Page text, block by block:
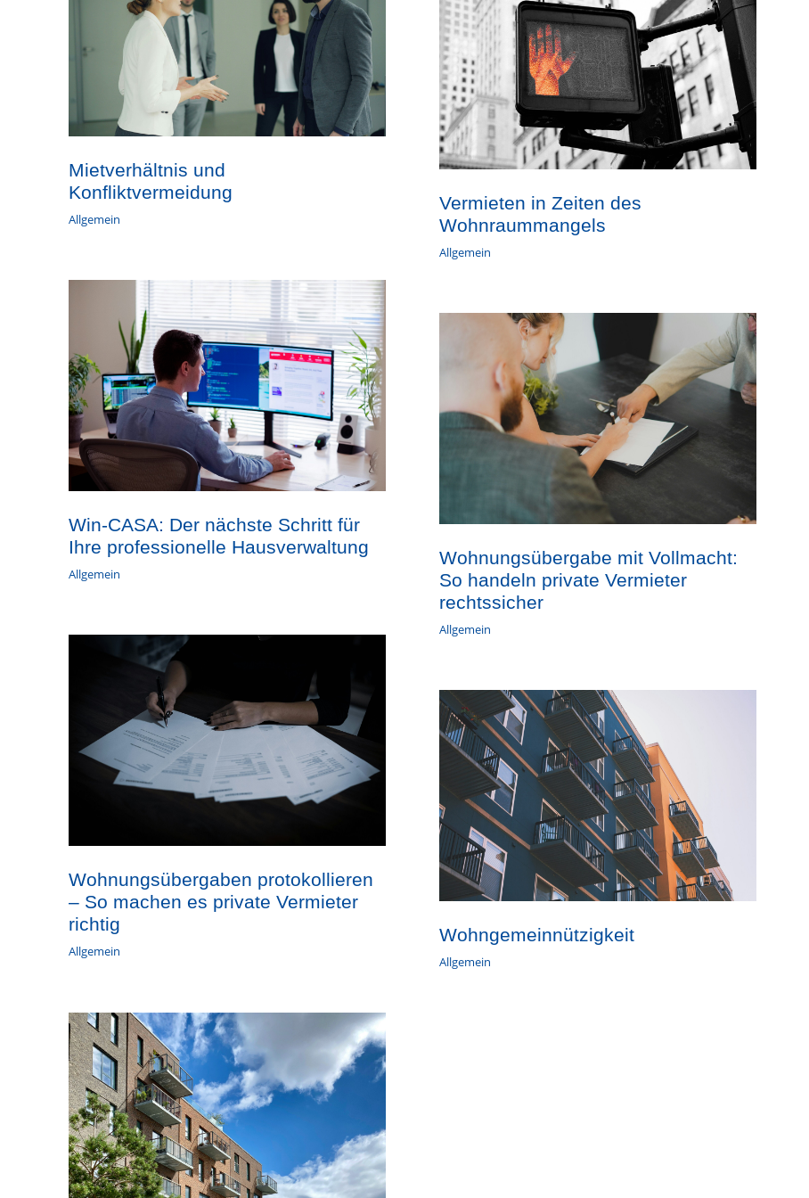
Mietverhältnis und
Konfliktvermeidung
Allgemein
Vermieten in Zeiten des
Wohnraummangels
Allgemein
Win-CASA: Der nächste Schritt für
Ihre professionelle Hausverwaltung
Allgemein
Wohnungsübergabe mit Vollmacht:
So handeln private Vermieter
rechtssicher
Allgemein
Wohnungsübergaben protokollieren
– So machen es private Vermieter
richtig
Allgemein
Wohngemeinnützigkeit
Allgemein